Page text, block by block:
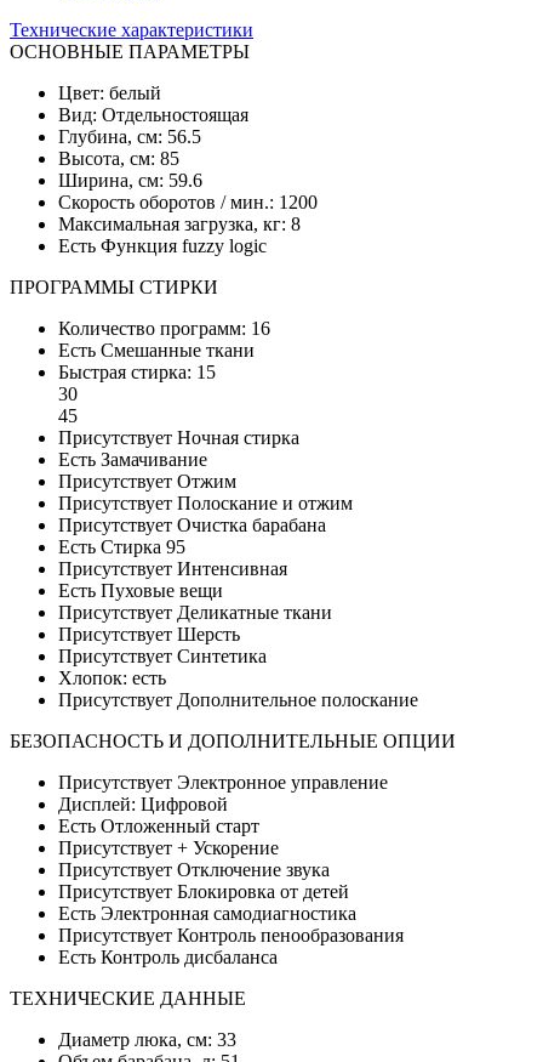
Технические характеристики
ОСНОВНЫЕ ПАРАМЕТРЫ
Цвет: белый
Вид: Отдельностоящая
Глубина, см: 56.5
Высота, см: 85
Ширина, см: 59.6
Скорость оборотов / мин.: 1200
Максимальная загрузка, кг: 8
Есть Функция fuzzy logic
ПРОГРАММЫ СТИРКИ
Количество программ: 16
Есть Смешанные ткани
Быстрая стирка: 15
30
45
Присутствует Ночная стирка
Есть Замачивание
Присутствует Отжим
Присутствует Полоскание и отжим
Присутствует Очистка барабана
Есть Стирка 95
Присутствует Интенсивная
Есть Пуховые вещи
Присутствует Деликатные ткани
Присутствует Шерсть
Присутствует Синтетика
Хлопок: есть
Присутствует Дополнительное полоскание
БЕЗОПАСНОСТЬ И ДОПОЛНИТЕЛЬНЫЕ ОПЦИИ
Присутствует Электронное управление
Дисплей: Цифровой
Есть Отложенный старт
Присутствует + Ускорение
Присутствует Отключение звука
Присутствует Блокировка от детей
Есть Электронная самодиагностика
Присутствует Контроль пенообразования
Есть Контроль дисбаланса
ТЕХНИЧЕСКИЕ ДАННЫЕ
Диаметр люка, см: 33